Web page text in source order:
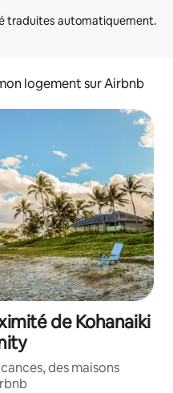
logement sur Airbnb
de Kohanaiki
des maisons